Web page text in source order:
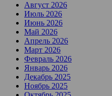
Август 2026
Июль 2026
Июнь 2026
Май 2026
Апрель 2026
Март 2026
Февраль 2026
Январь 2026
Декабрь 2025
Ноябрь 2025